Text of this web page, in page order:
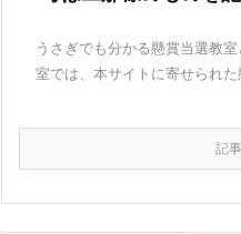
うさぎでも分かる懸賞当選教
室では、本サイトに寄せられ
記